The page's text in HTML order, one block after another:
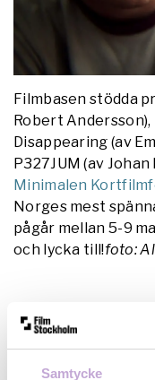
Samtycke
Filmbasen stödda
Robert Andersson),
Disappearing (av
P327JUM (av
Minimalen
Norges mest
pågår mellan 5-9
och lycka till!foto: